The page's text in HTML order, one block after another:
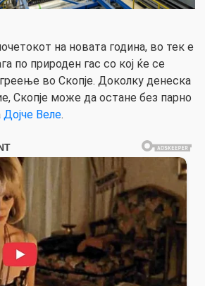
на новата година, во тек е
по природен гас со кој ќе се
во Скопје. Доколку денеска
Скопје може да остане без парно
Дојче Веле.